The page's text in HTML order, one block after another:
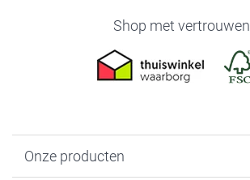
Shop met vertrouwen
Onze producten